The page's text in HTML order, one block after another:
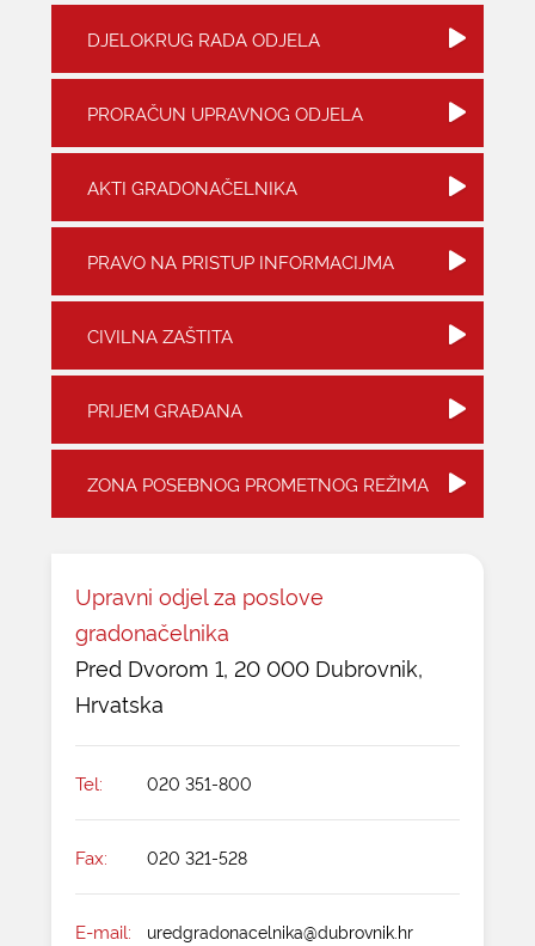
KONTAKTI
DJELOKRUG RADA ODJELA
PRORAČUN UPRAVNOG ODJELA
AKTI GRADONAČELNIKA
PRAVO NA PRISTUP INFORMACIJMA
CIVILNA ZAŠTITA
PRIJEM GRAĐANA
ZONA POSEBNOG PROMETNOG REŽIMA
Upravni odjel za poslove
gradonačelnika
Pred Dvorom 1, 20 000 Dubrovnik,
Hrvatska
Tel: 020 351-800
Fax: 020 321-528
E-mail: uredgradonacelnika@dubrovnik.hr